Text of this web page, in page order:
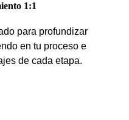
1:1
para profundizar
en tu proceso e
de cada etapa.